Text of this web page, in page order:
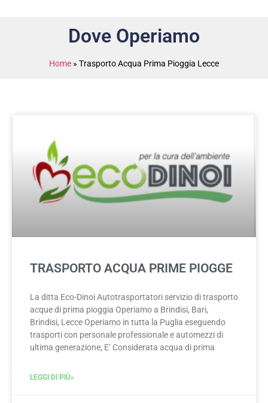
Dove Operiamo
Home » Trasporto Acqua Prima Pioggia Lecce
TRASPORTO ACQUA PRIME PIOGGE
La ditta Eco-Dinoi Autotrasportatori servizio di trasporto
acque di prima pioggia Operiamo a Brindisi, Bari,
Brindisi, Lecce Operiamo in tutta la Puglia eseguendo
trasporti con personale professionale e automezzi di
ultima generazione, E’ Considerata acqua di prima
LEGGI DI PIÙ»